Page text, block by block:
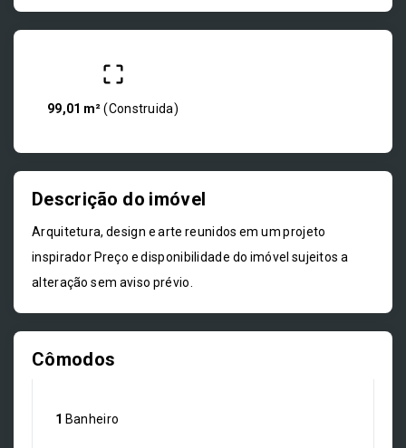
99,01 m² (Construida)
Descrição do imóvel
Arquitetura, design e arte reunidos em um projeto
inspirador Preço e disponibilidade do imóvel sujeitos a
alteração sem aviso prévio.
Cômodos
1 Banheiro